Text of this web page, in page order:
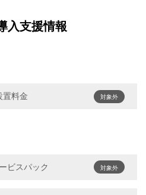
入支援情報
置料金 対象外
ビスパック 対象外